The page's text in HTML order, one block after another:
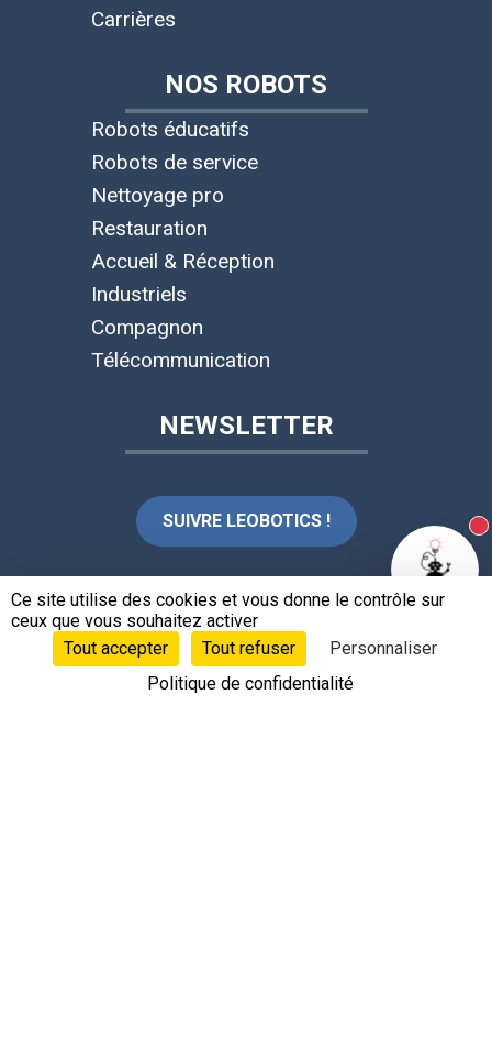
Carrières
NOS ROBOTS
Robots éducatifs
Robots de service
Nettoyage pro
Restauration
Accueil & Réception
Industriels
Compagnon
Télécommunication
NEWSLETTER
SUIVRE LEOBOTICS !
LANGUES
Français
Ce site utilise des cookies et vous donne le contrôle sur
ceux que vous souhaitez activer
Tout accepter
Tout refuser
Personnaliser
Politique de confidentialité